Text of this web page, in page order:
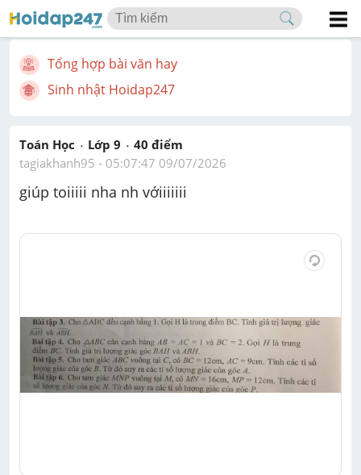
Tổng hợp bài văn hay
Sinh nhật Hoidap247
Toán Học Lớp 9 40 điểm
tagiakhanh95 - 05:07:47 09/07/2026
giúp toiiiii nha nh vớiiiiiii